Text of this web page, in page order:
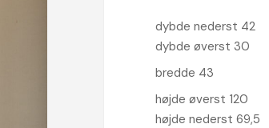
dybde nederst 42
dybde øverst 30
bredde 43
højde øverst 120
højde nederst 69,5